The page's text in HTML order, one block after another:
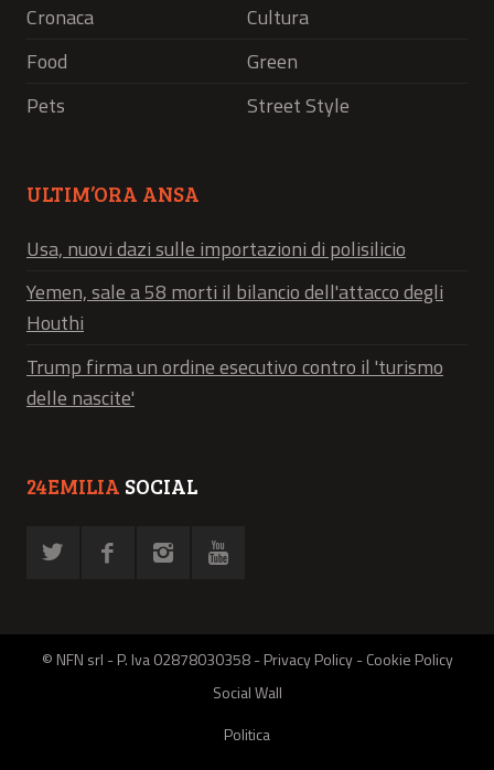
Cronaca
Cultura
Food
Green
Pets
Street Style
ULTIM’ORA ANSA
Usa, nuovi dazi sulle importazioni di polisilicio
Yemen, sale a 58 morti il bilancio dell'attacco degli
Houthi
Trump firma un ordine esecutivo contro il 'turismo
delle nascite'
24EMILIA SOCIAL
© NFN srl - P. Iva 02878030358 -Privacy Policy-Cookie Policy
Social Wall
Politica